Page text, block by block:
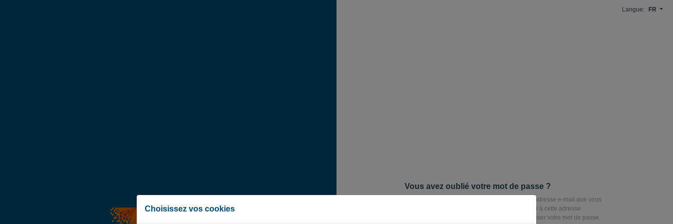
Choisissez vos cookies
Langue: FR
Vous avez oublié votre mot de passe ?
Pour réinitialiser votre mot de passe, saisissez l'adresse e-mail que vous
utilisez pour vous connecter. Un lien sera envoyé à cette adresse
électronique. Vous pourrez l’utiliser pour réinitialiser votre mot de passe.